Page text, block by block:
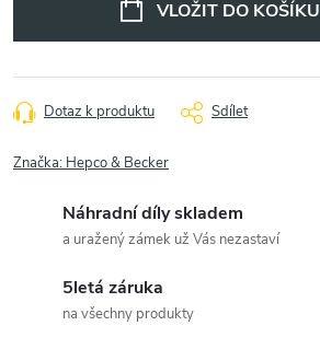
VLOŽIT DO KOŠÍKU
Dotaz k produktu Sdílet
Značka: Hepco & Becker
Náhradní díly skladem
a uražený zámek už Vás nezastaví
5letá záruka
na všechny produkty